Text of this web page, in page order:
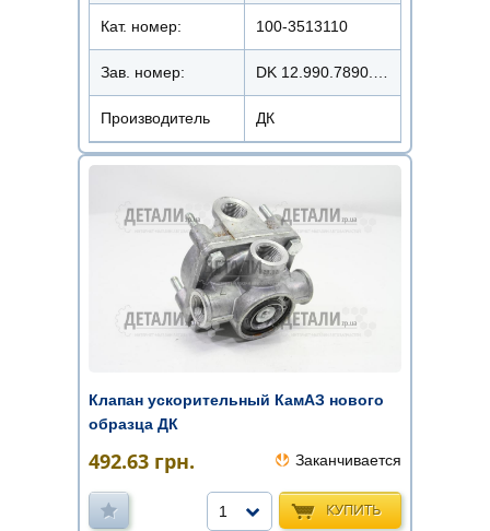
Кат. номер: 100-3513110
Зав. номер:
Производитель ДК
Клапан ускорительный КамАЗ нового
образца ДК
492.63 грн. Заканчивается
КУПИТЬ
1